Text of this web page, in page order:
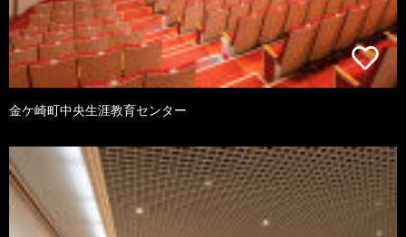
金ケ崎町中央生涯教育センター